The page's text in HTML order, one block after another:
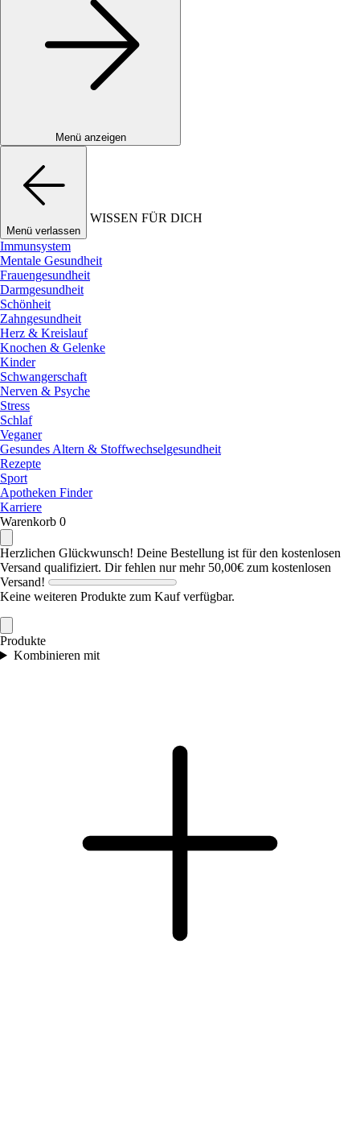
Menü anzeigen
Menü verlassen
WISSEN FÜR DICH
Immunsystem
Mentale Gesundheit
Frauengesundheit
Darmgesundheit
Schönheit
Zahngesundheit
Herz & Kreislauf
Knochen & Gelenke
Kinder
Schwangerschaft
Nerven & Psyche
Stress
Schlaf
Veganer
Gesundes Altern & Stoffwechselgesundheit
Rezepte
Sport
Apotheken Finder
Karriere
Warenkorb 0
Herzlichen Glückwunsch! Deine Bestellung ist für den kostenlosen
Versand qualifiziert. Dir fehlen nur mehr 50,00€ zum kostenlosen
Versand!
Keine weiteren Produkte zum Kauf verfügbar.
Produkte
Kombinieren mit